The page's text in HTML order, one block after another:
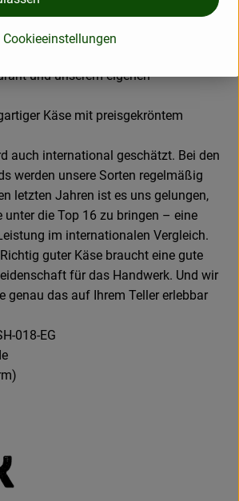
von der Landwirtschaft über
die uns seit fast 20 Jahren
und unserem eigenen
Käse mit preisgekröntem
auch international geschätzt. Bei den
werden unsere Sorten regelmäßig
letzten Jahren ist es uns gelungen,
unter die Top 16 zu bringen – eine
im internationalen Vergleich.
guter Käse braucht eine gute
für das Handwerk. Und wir
genau das auf Ihrem Teller erlebbar
018-EG
Cookieeinstellungen